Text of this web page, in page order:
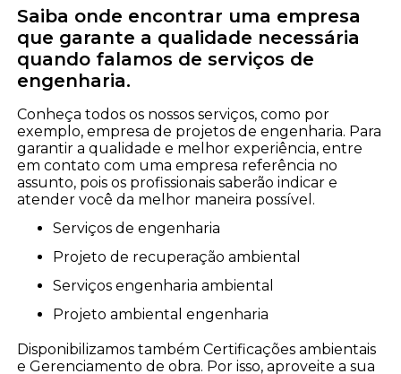
Saiba onde encontrar uma empresa
que garante a qualidade necessária
quando falamos de serviços de
engenharia.
Conheça todos os nossos serviços, como por
exemplo, empresa de projetos de engenharia. Para
garantir a qualidade e melhor experiência, entre
em contato com uma empresa referência no
assunto, pois os profissionais saberão indicar e
atender você da melhor maneira possível.
serviços de engenharia
projeto de recuperação ambiental
serviços engenharia ambiental
projeto ambiental engenharia
Disponibilizamos também Certificações ambientais
e Gerenciamento de obra. Por isso, aproveite a sua